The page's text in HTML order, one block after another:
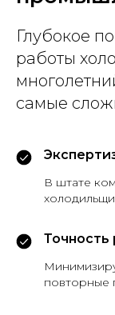
Глубокое
работы
самые
В штате
Точность
повторные